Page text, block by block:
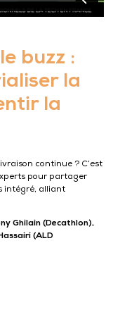
buzz :
la
la
continue ? C’est
pour partager
intégré, alliant
Ghilain (Decathlon),
(ALD